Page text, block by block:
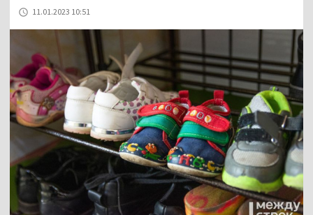
11.01.2023 10:51